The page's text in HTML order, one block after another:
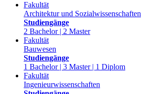
Fakultät
Architektur und Sozialwissenschaften
Studiengänge
2 Bachelor | 2 Master
Fakultät
Bauwesen
Studiengänge
1 Bachelor | 3 Master | 1 Diplom
Fakultät
Ingenieurwissenschaften